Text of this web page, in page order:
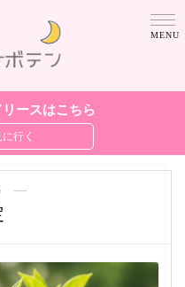
ースはこちら
―